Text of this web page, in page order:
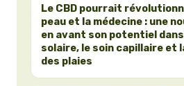
Le CBD pourrait
peau et la médecine : une
en avant son potentiel
solaire, le soin capillaire et
des plaies